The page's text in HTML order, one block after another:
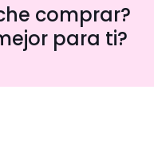
comprar?
para ti?